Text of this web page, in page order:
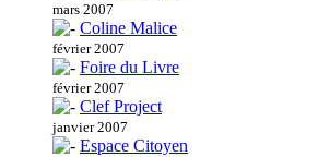
mars 2007
Coline Malice
février 2007
Foire du Livre
février 2007
Clef Project
janvier 2007
Espace Citoyen